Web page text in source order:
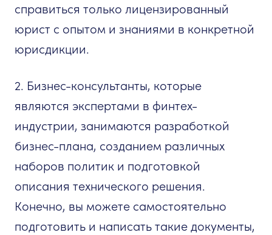
справиться только лицензированный
юрист с опытом и знаниями в конкретной
юрисдикции.
2. Бизнес-консультанты, которые
являются экспертами в финтех-
индустрии, занимаются разработкой
бизнес-плана, созданием различных
наборов политик и подготовкой
описания технического решения.
Конечно, вы можете самостоятельно
подготовить и написать такие документы,